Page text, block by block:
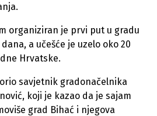
organiziran je prvi put u gradu
a učešće je uzelo oko 20
Hrvatske.
savjetnik gradonačelnika
koji je kazao da je sajam
grad Bihać i njegova